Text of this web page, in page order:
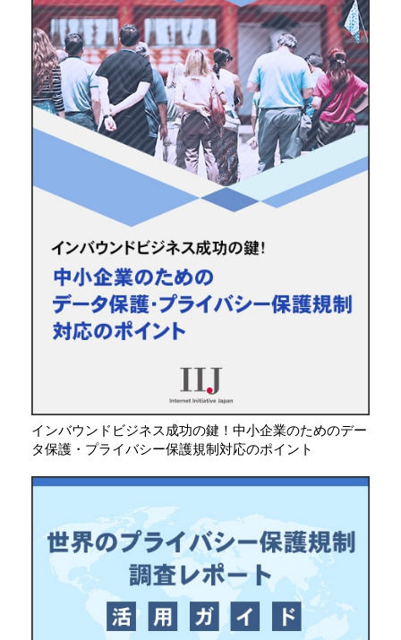
インバウンドビジネス成功の鍵！中小企業のためのデー
タ保護・プライバシー保護規制対応のポイント